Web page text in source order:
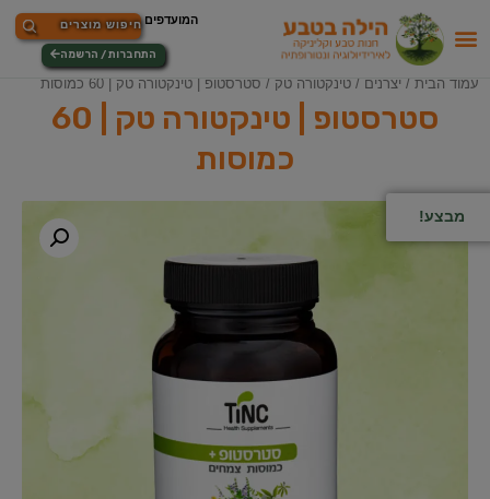
התחברות / הרשמה
עמוד הבית / יצרנים / טינקטורה טק / סטרסטופ | טינקטורה טק | 60 כמוסות
סטרסטופ | טינקטורה טק | 60
כמוסות
מבצע!